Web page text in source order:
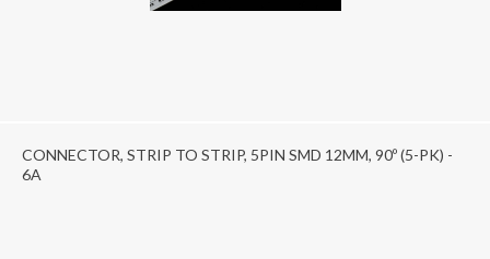
CONNECTOR, STRIP TO STRIP, 5PIN SMD 12MM, 90º (5-PK) -
6A